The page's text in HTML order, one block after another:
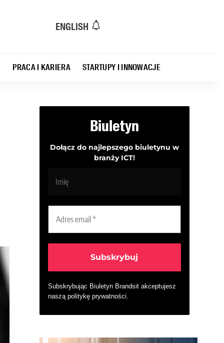
ENGLISH
PRACA I KARIERA STARTUPY I INNOWACJE
Biuletyn
Dołącz do najlepszego biuletynu w
branży ICT!
Subskrybując Biuletyn Brandsit akceptujesz
naszą politykę prywatności